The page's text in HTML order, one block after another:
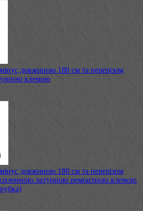
довжиною 180 см та перерізом
клемою
довжиною 180 см та перерізом
латунною ремонтною клемою